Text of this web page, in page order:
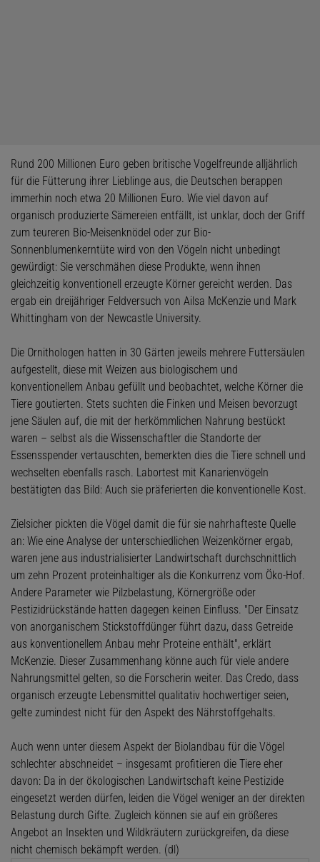
Rund 200 Millionen Euro geben britische Vogelfreunde alljährlich
für die Fütterung ihrer Lieblinge aus, die Deutschen berappen
immerhin noch etwa 20 Millionen Euro. Wie viel davon auf
organisch produzierte Sämereien entfällt, ist unklar, doch der Griff
zum teureren Bio-Meisenknödel oder zur Bio-
Sonnenblumenkerntüte wird von den Vögeln nicht unbedingt
gewürdigt: Sie verschmähen diese Produkte, wenn ihnen
gleichzeitig konventionell erzeugte Körner gereicht werden. Das
ergab ein dreijähriger Feldversuch von Ailsa McKenzie und Mark
Whittingham von der Newcastle University.
Die Ornithologen hatten in 30 Gärten jeweils mehrere Futtersäulen
aufgestellt, diese mit Weizen aus biologischem und
konventionellem Anbau gefüllt und beobachtet, welche Körner die
Tiere goutierten. Stets suchten die Finken und Meisen bevorzugt
jene Säulen auf, die mit der herkömmlichen Nahrung bestückt
waren – selbst als die Wissenschaftler die Standorte der
Essensspender vertauschten, bemerkten dies die Tiere schnell und
wechselten ebenfalls rasch. Labortest mit Kanarienvögeln
bestätigten das Bild: Auch sie präferierten die konventionelle Kost.
Zielsicher pickten die Vögel damit die für sie nahrhafteste Quelle
an: Wie eine Analyse der unterschiedlichen Weizenkörner ergab,
waren jene aus industrialisierter Landwirtschaft durchschnittlich
um zehn Prozent proteinhaltiger als die Konkurrenz vom Öko-Hof.
Andere Parameter wie Pilzbelastung, Körnergröße oder
Pestizidrückstände hatten dagegen keinen Einfluss. "Der Einsatz
von anorganischem Stickstoffdünger führt dazu, dass Getreide
aus konventionellem Anbau mehr Proteine enthält", erklärt
McKenzie. Dieser Zusammenhang könne auch für viele andere
Nahrungsmittel gelten, so die Forscherin weiter. Das Credo, dass
organisch erzeugte Lebensmittel qualitativ hochwertiger seien,
gelte zumindest nicht für den Aspekt des Nährstoffgehalts.
Auch wenn unter diesem Aspekt der Biolandbau für die Vögel
schlechter abschneidet – insgesamt profitieren die Tiere eher
davon: Da in der ökologischen Landwirtschaft keine Pestizide
eingesetzt werden dürfen, leiden die Vögel weniger an der direkten
Belastung durch Gifte. Zugleich können sie auf ein größeres
Angebot an Insekten und Wildkräutern zurückgreifen, da diese
nicht chemisch bekämpft werden. (dl)